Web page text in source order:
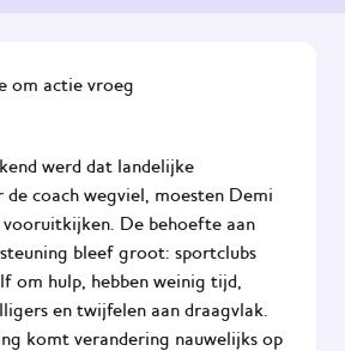
om actie vroeg
werd dat landelijke
coach wegviel, moesten Demi
De behoefte aan
bleef groot: sportclubs
om hulp, hebben weinig tijd,
en twijfelen aan draagvlak.
komt verandering nauwelijks op